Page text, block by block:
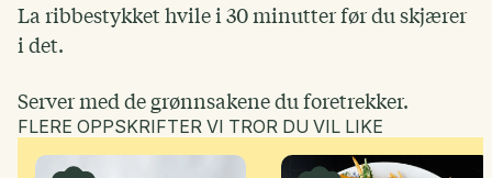
La ribbestykket hvile i 30 minutter før du skjærer
i det.
Server med de grønnsakene du foretrekker.
FLERE OPPSKRIFTER VI TROR DU VIL LIKE